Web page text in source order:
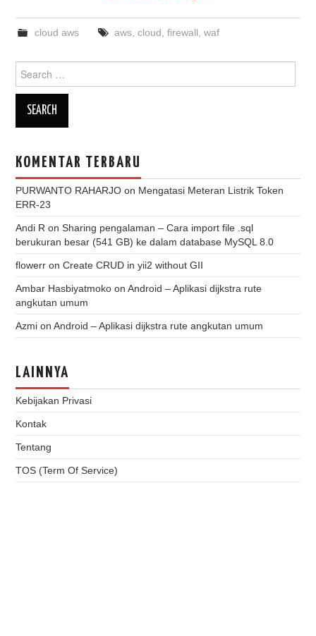
cloud aws aws, cloud firewall waf
for:
KOMENTAR TERBARU
PURWANTO RAHARJO on Mengatasi Meteran Listrik Token
ERR-23
Andi R onSharing pengalaman – Cara import file .sql
berukuran besar (541 GB) ke dalam database MySQL 8.0
flowerr onCreate CRUD in yii2 without GII
Ambar Hasbiyatmoko onAndroid – Aplikasi dijkstra rute
angkutan umum
Azmi onAndroid – Aplikasi dijkstra rute angkutan umum
LAINNYA
Kebijakan Privasi
Kontak
Tentang
TOS (Term Of Service)